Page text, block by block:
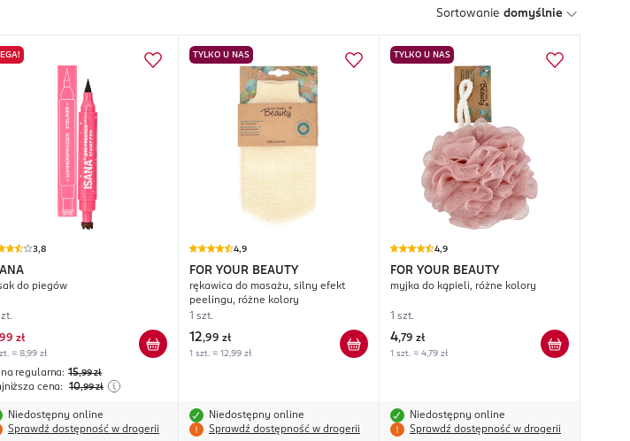
Sortowanie domyślnie
3,8
do piegów
99 zł
= 8,99 zł
regularna: 15,99 zł
cena: 10,99 zł
Niedostępny online
Sprawdź dostępność w drogerii
TYLKO U NAS
4,9
FOR YOUR BEAUTY
rękawica do masażu, silny efekt
peelingu, różne kolory
1 szt.
12,99 zł
1 szt. = 12,99 zł
Niedostępny online
Sprawdź dostępność w drogerii
TYLKO U NAS
4,9
FOR YOUR BEAUTY
myjka do kąpieli, różne kolory
1 szt.
4,79 zł
1 szt. = 4,79 zł
Niedostępny online
Sprawdź dostępność w drogerii